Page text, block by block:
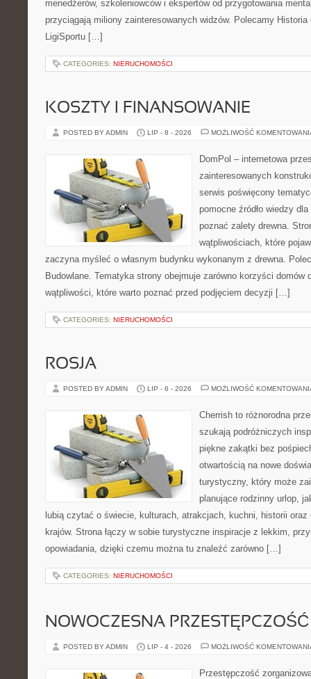
menedżerów, szkoleniowców i ekspertów od przygotowania
przyciągają miliony zainteresowanych widzów. Polecamy
LigiSportu […]
CATEGORIES: NIERUCHOMOŚCI
KOSZTY I FINANSOWANIE
POSTED BY ADMIN LIP - 8 - 2026 MOŻLIWOŚĆ
DomPol – internetowa
zainteresowanych
serwis poświęcony
pomocne źródło wiedzy
poznać zalety drewna.
wątpliwościach, które
zaczyna myśleć o własnym budynku wykonanym z drewna.
Budowlane. Tematyka strony obejmuje zarówno korzyści domów
wątpliwości, które warto poznać przed podjęciem decyzji […]
CATEGORIES: NIERUCHOMOŚCI
ROSJA
POSTED BY ADMIN LIP - 6 - 2026 MOŻLIWOŚĆ
Cherrish to różnorodna
szukają podróżniczych
piękne zakątki bez
otwartością na nowe
turystyczny, który może
planujące rodzinny urlop,
lubią czytać o świecie, kulturach, atrakcjach, kuchni, historii
krajów. Strona łączy w sobie turystyczne inspiracje z lekkim,
opowiadania, dzięki czemu można tu znaleźć zarówno […]
CATEGORIES: NIERUCHOMOŚCI
NOWOCZESNA PRZESTĘPCZOŚĆ
POSTED BY ADMIN LIP - 4 - 2026 MOŻLIWOŚĆ
Przestępczość